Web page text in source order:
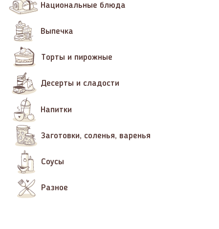
Национальные блюда
Выпечка
Торты и пирожные
Десерты и сладости
Напитки
Заготовки, соленья, варенья
Соусы
Разное